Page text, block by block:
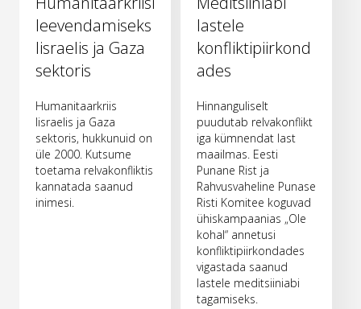
leevendamiseks
Iisraelis ja Gaza
sektoris
Humanitaarkriis
Iisraelis ja Gaza
sektoris, hukkunuid on
üle 2000. Kutsume
toetama relvakonfliktis
kannatada saanud
inimesi.
lastele
konfliktipiirkond
ades
Hinnanguliselt
puudutab relvakonflikt
iga kümnendat last
maailmas. Eesti
Punane Rist ja
Rahvusvaheline Punase
Risti Komitee koguvad
ühiskampaanias „Ole
kohal“ annetusi
konfliktipiirkondades
vigastada saanud
lastele meditsiiniabi
tagamiseks.